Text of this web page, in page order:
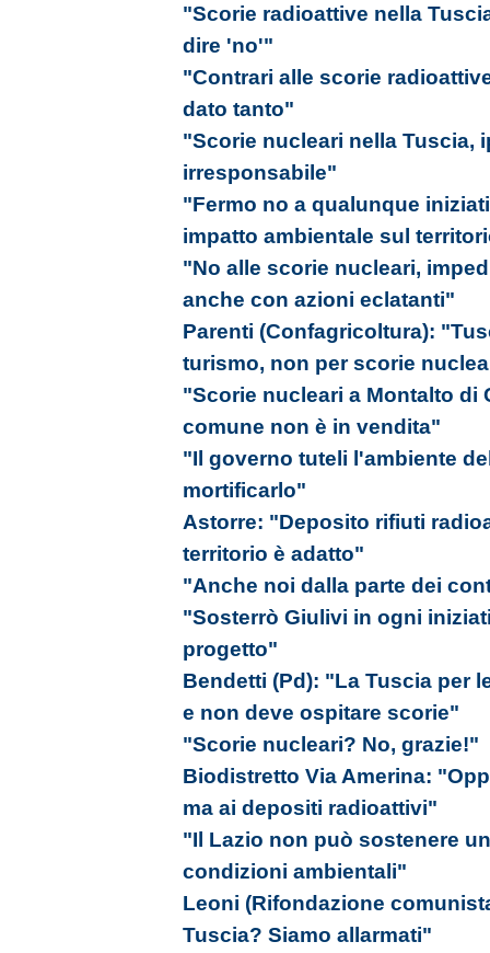
"Scorie radioattive nella
dire 'no'"
"Contrari alle scorie
dato tanto"
"Scorie nucleari nella Tuscia,
irresponsabile"
"Fermo no a qualunque
impatto ambientale sul
"No alle scorie nucleari,
anche con azioni eclatanti"
Parenti (Confagricoltura):
turismo, non per scorie
"Scorie nucleari a Montalto di
comune non è in vendita"
"Il governo tuteli l'ambiente
mortificarlo"
Astorre: "Deposito rifiuti
territorio è adatto"
"Anche noi dalla parte dei
"Sosterrò Giulivi in ogni
progetto"
Bendetti (Pd): "La Tuscia per
e non deve ospitare scorie"
"Scorie nucleari? No, grazie!"
Biodistretto Via Amerina:
ma ai depositi radioattivi"
"Il Lazio non può sostenere
condizioni ambientali"
Leoni (Rifondazione
Tuscia? Siamo allarmati"